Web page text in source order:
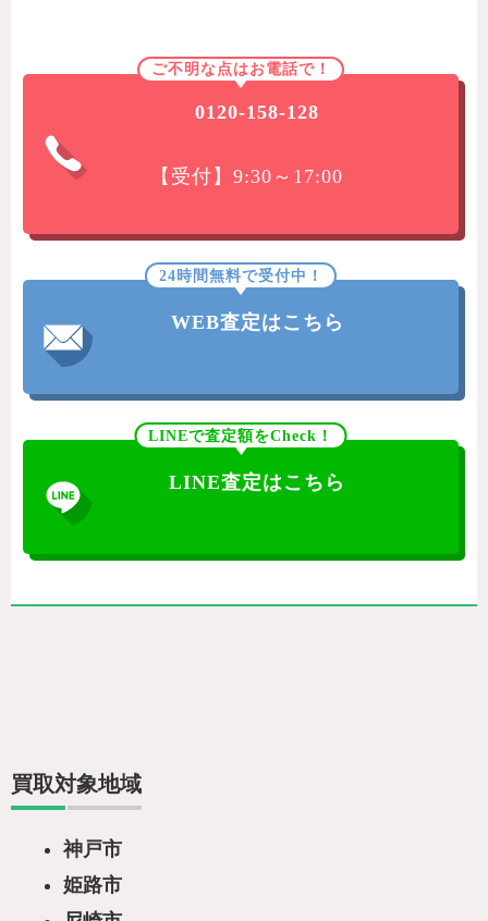
ご不明な点はお電話で！
0120-158-128
【受付】9:30～17:00
24時間無料で受付中！
WEB査定はこちら
LINEで査定額をCheck！
LINE査定はこちら
買取対象地域
神戸市
姫路市